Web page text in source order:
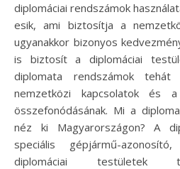
diplomáciai rendszámok
esik, ami biztosítja a
ugyanakkor bizonyos
is biztosít a diplomáciai
diplomata rendszámok
nemzetközi kapcsolatok és
összefonódásának. Mi a
néz ki Magyarországon? A
speciális gépjármű-
diplomáciai testületek